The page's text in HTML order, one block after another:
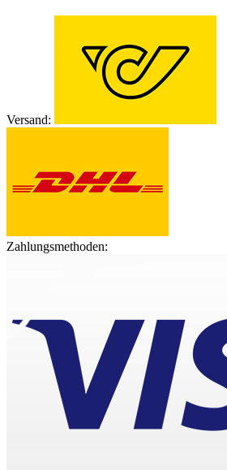
Versand:
Zahlungsmethoden: